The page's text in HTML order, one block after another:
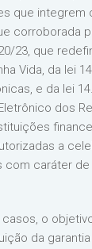
que integrem
corroborada
23, que
Vida, da lei
e da lei
dos
a
com caráter
o
da garantia